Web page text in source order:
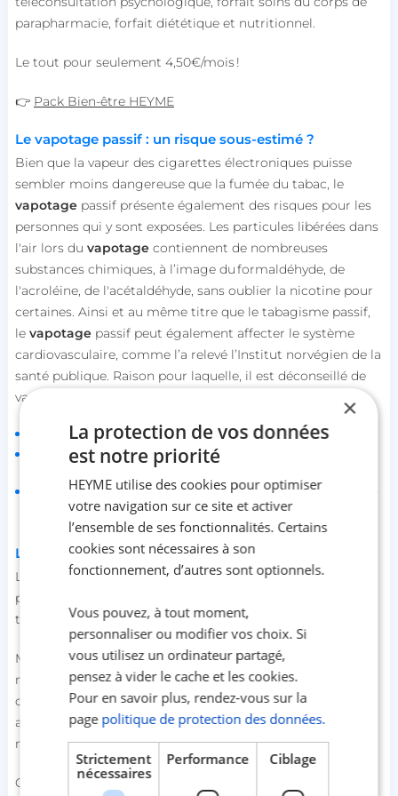
parapharmacie, forfait diététique et nutritionnel.
Le tout pour seulement 4,50€/mois !
👉 Pack Bien-être HEYME
Le vapotage passif : un risque sous-estimé ?
Bien que la vapeur des cigarettes électroniques puisse
sembler moins dangereuse que la fumée du tabac, le
vapotagepassif présente également des risques pour les
personnes qui y sont exposées. Les particules libérées dans
l'air lors du vapotagecontiennent de nombreuses
substances chimiques, à l’image du formaldéhyde, de
l'acroléine, de l'acétaldéhyde, sans oublier la nicotine pour
certaines. Ainsi et au même titre que le tabagisme passif,
le vapotagepassif peut également affecter le système
cardiovasculaire, comme l’a relevé l’Institut norvégien de la
santé publique. Raison pour laquelle, il est déconseillé de
vapoter :
dans une pièce non ventilée ;
dans une pièce fermée ou un espace clos en présence de
jeunes enfants et de non-fumeurs ;
en voiture en compagnie de jeunes enfants et/ou de non-
fumeurs.
Le vapotage et le sevrage tabagique
Le vapotageest devenu une véritable option pour les
personnes souhaitant arrêter de fumer et se libérer de
toute dépendance au tabac.
Mais, si utiliser une cigarette électronique a permis à des
millions de fumeurs de réussir leur sevrage tabagique,
cette pratique reste controversée, notamment par rapport
aux éventuels risques qu’elle présente, même s'ils restent
moins importants que ceux liés à la cigarette classique.
Cependant et dans une démarche de sevrage tabagique,
×
La protection de vos données
est notre priorité
HEYME utilise des cookies pour optimiser
votre navigation sur ce site et activer
l’ensemble de ses fonctionnalités. Certains
cookies sont nécessaires à son
fonctionnement, d’autres sont optionnels.
Vous pouvez, à tout moment,
personnaliser ou modifier vos choix. Si
vous utilisez un ordinateur partagé,
pensez à vider le cache et les cookies.
Pour en savoir plus, rendez-vous sur la
page politique de protection des données.
Strictement
nécessaires
Performance Ciblage